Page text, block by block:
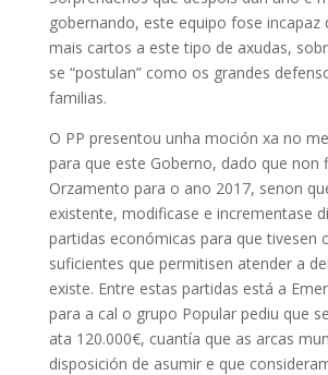
gobernando, este equipo fose incapaz
mais cartos a este tipo de axudas,
se “postulan” como os grandes
familias.
O PP presentou unha moción xa no
para que este Goberno, dado que non
Orzamento para o ano 2017, senon
existente, modificase e incrementase
partidas económicas para que tivesen
suficientes que permitisen atender a
existe. Entre estas partidas está a
para a cal o grupo Popular pediu que
ata 120.000€, cuantía que as arcas
disposición de asumir e que